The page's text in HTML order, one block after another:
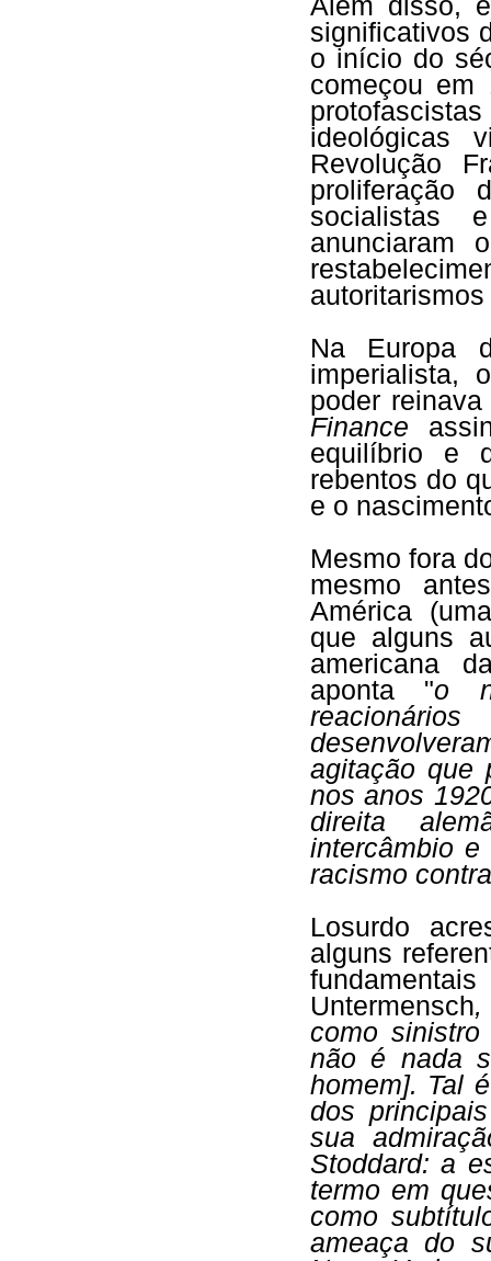
Além disso,
significativos
o início do
começou em
ideológicas
Revolução
proliferação
socialistas
anunciaram
Na Europa
imperialista,
poder
Finance
equilíbrio e
rebentos do
e o
Mesmo fora
mesmo
América
que alguns
americana
aponta "o
agitação que
nos anos
direita
intercâmbio
racismo
Losurdo
alguns
Untermensch,
como
não é nada
homem]. Tal
dos
sua
Stoddard: a
termo em
como
ameaça do